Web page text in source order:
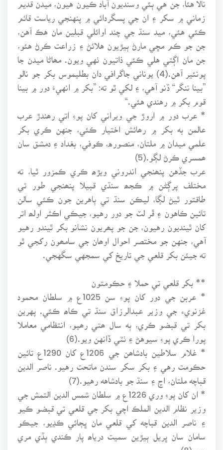
زماني ۾ سکر ۽ ان جي پسگردائي ۾ پنهنجي رياست قائم
ڪئي هئي، ميد سنڌ جي چند اوائلي قبلين مان هڪ آهن،
جن جو ڪم مڇي مارڻ ٻيڙيون هلائڻ ۽ زراعت ڪرڻ هئو،
جن مان اڳتي هلي ڪئي ذاتيون ٺهي ويون. مھاڻا ميدن جا
پونئير آهن.(4) يوناني جاگرافي دان بطليموس بکر جو نالو
”بينا ننگر“ ڏنو آهي، ۽ لکي ٿو ته: ”بکر ۾ انهيءَ دور ۾ بينا
قوم بکر ۾ رهندي هئي.“
* عرب دور ۾ اروڙ جي ويراني کان پوءِ اتي رھندڙ عرب
عالمن به بکر ۾ رھائش اختيار ڪئي، جنهن ڪري بکر
علمي ميدان ۾ ملتان، منصوره، ڪوفي، بغداد ۽ دمشق سان
ھمسري ڪرڻ لڳو.(5)
عرب جڏهن پنھنجي اندروني ويڙھ ڪري ڪمزور ٿيا، ته
مختلف پرڳڻن ۾ ڪجھ سنڌي قبيلا پنھنجي طور تي
طاقتور ٿيڻ لڳا، ليڪن سنڌ تي ٻاهرين جون ڪئي سالن
تائين ڪاهون ۽ ڦر لٽ جو دور رهيو، جيڪي اڪثر اولھ اتر
کان ٿينديون رهيون، جن جو پھريون نشانو بکر ٿيندو رهيو
آهي، جنهن جو مختصر احوال اوھان جي سامھون رکجي ٿو
ته جيئن بکر قلعي جي تاريخ کي سمجهي سگهجي.
** بکر قلعي تي حملا ۽ حڪومتون
* عربن جي دور کان پوءِ سن 1025ع ۾ سلطان محمود
غزنويء جي وزير عبدالرزاق سنڌ تي ڪاھ ڪئي. پهرين
بکر تي قبضو ڪري، ٻه سال ھتي رھيو، انتظامي معاملا
پورا ڪري پوءِ سيوهڻ ۽ ٺٽي ڏانهن ويو.(6)
* غلام سلاطين بادشاھن جي 1206ع کان 1290ع تائين
حڪومت رهي ۽ بکر سکر سندن ماتحت رهيو. ناصر الدين
قباچه ملتان، اچ ۽ سنڌ جو بادشاهه رهيو.(7)
* ان کان پوءِ وري 1226ع ۾ سلطان شمس الدين التمش جي
وزير نظام الدين الملڪ اچي بکر جي قلعي تي قبضو ڪيو
۽ ناصر الدين قباچه کي قلعي مان ڀڄائي ڪڍيو، جيڪو
سامان سان ڀريل ٻيڙين سميت درياھ پار ڪندي ٻڏي مري
ويو.(8)